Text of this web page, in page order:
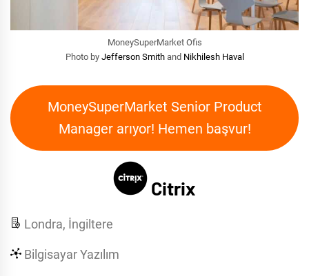
MoneySuperMarket Ofis
Photo by Jefferson Smithand Nikhilesh Haval
MoneySuperMarket Senior Product
Manager arıyor! Hemen başvur!
Citrix
Londra, İngiltere
Bilgisayar Yazılım